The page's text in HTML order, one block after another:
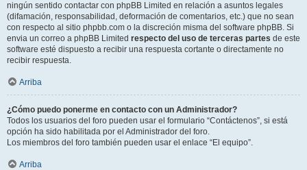
ningún sentido contactar con phpBB Limited en relación a asuntos legales
(difamación, responsabilidad, deformación de comentarios, etc.) que no sean
con respecto al sitio phpbb.com o la discreción misma del software phpBB. Si
envia un correo a phpBB Limited respecto del uso de terceras partes de este
software esté dispuesto a recibir una respuesta cortante o directamente no
recibir respuesta.
Arriba
¿Cómo puedo ponerme en contacto con un Administrador?
Todos los usuarios del foro pueden usar el formulario “Contáctenos”, si está
opción ha sido habilitada por el Administrador del foro.
Los miembros del foro también pueden usar el enlace “El equipo”.
Arriba